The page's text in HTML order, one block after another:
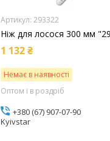
293322
Ніж для лосося 300 мм
1 132 ₴
Немає в наявності
Оптом і в роздріб
+380 (67) 907-07-90
Kyivstar